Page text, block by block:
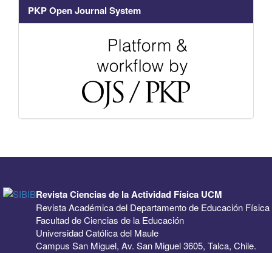
PKP Open Journal System
Revista Ciencias de la Actividad Física UCM
Revista Académica del Departamento de Educación Física
Facultad de Ciencias de la Educación
Universidad Católica del Maule
Campus San Miguel, Av. San Miguel 3605, Talca, Chile.